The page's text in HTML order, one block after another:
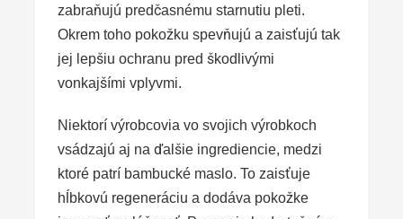
zabraňujú predčasnému starnutiu pleti.
Okrem toho pokožku spevňujú a zaisťujú tak
jej lepšiu ochranu pred škodlivými
vonkajšími vplyvmi.
Niektorí výrobcovia vo svojich výrobkoch
vsádzajú aj na ďalšie ingrediencie, medzi
ktoré patrí bambucké maslo. To zaisťuje
hĺbkovú regeneráciu a dodáva pokožke